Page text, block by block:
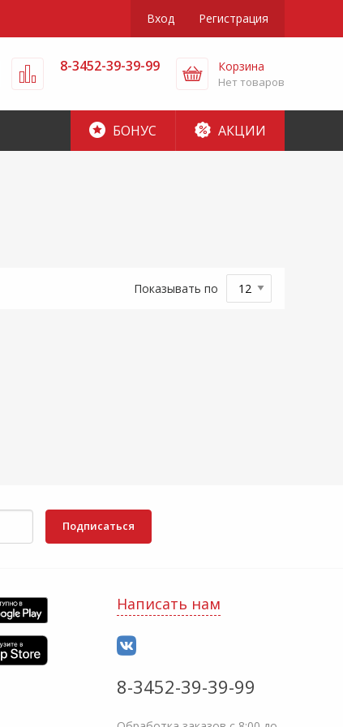
Вход Регистрация
8-3452-39-39-99 Корзина
Нет товаров
БОНУС АКЦИИ
Показывать по
Подписаться
Написать нам
8-3452-39-39-99